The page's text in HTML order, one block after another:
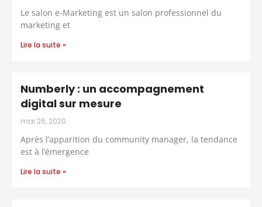
Le salon e-Marketing est un salon professionnel du
marketing et
Lire la suite »
Numberly : un accompagnement
digital sur mesure
mai 26, 2020
Après l’apparition du community manager, la tendance
est à l’émergence
Lire la suite »